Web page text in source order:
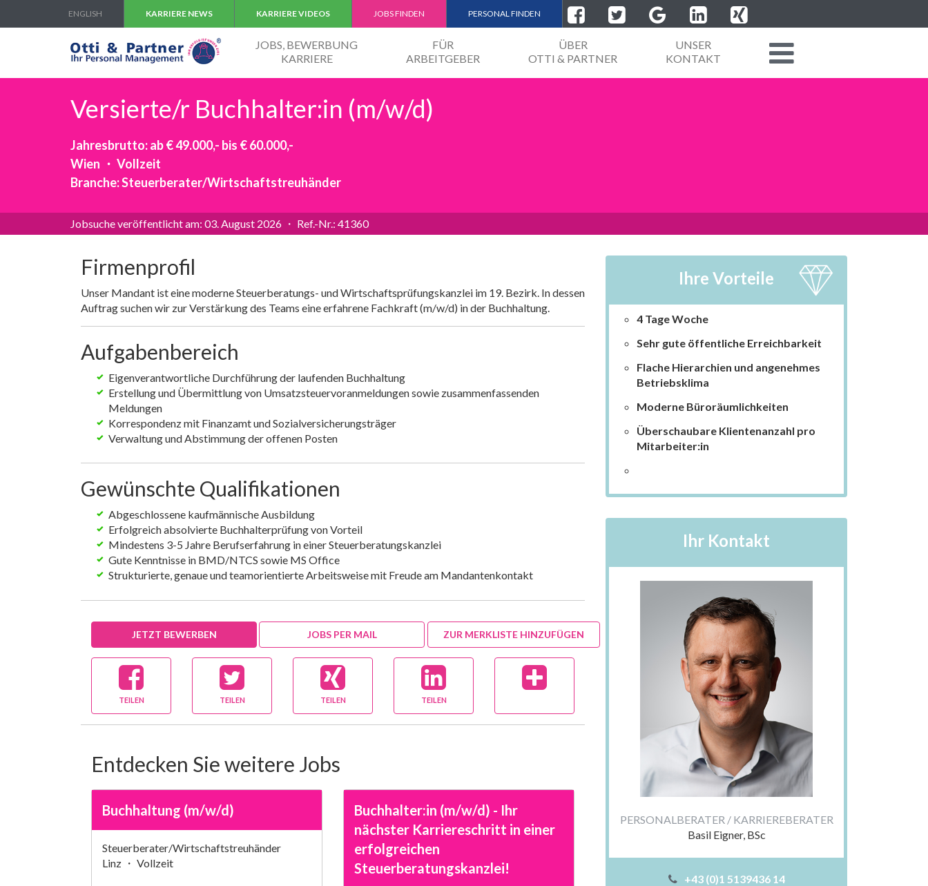
ENGLISH KARRIERE NEWS KARRIERE VIDEOS JOBS FINDEN PERSONAL FINDEN
JOBS, BEWERBUNG
KARRIERE
FÜR
ARBEITGEBER
ÜBER
OTTI & PARTNER
UNSER
KONTAKT
Versierte/r Buchhalter:in (m/w/d)
Jahresbrutto: ab € 49.000,- bis € 60.000,-
Wien ・ Vollzeit
Branche: Steuerberater/Wirtschaftstreuhänder
Jobsuche veröffentlicht am: 03. August 2026 ・ Ref.-Nr.: 41360
Firmenprofil
Unser Mandant ist eine moderne Steuerberatungs- und Wirtschaftsprüfungskanzlei im 19. Bezirk. In dessen
Auftrag suchen wir zur Verstärkung des Teams eine erfahrene Fachkraft (m/w/d) in der Buchhaltung.
Aufgabenbereich
Eigenverantwortliche Durchführung der laufenden Buchhaltung
Erstellung und Übermittlung von Umsatzsteuervoranmeldungen sowie zusammenfassenden
Meldungen
Korrespondenz mit Finanzamt und Sozialversicherungsträger
Verwaltung und Abstimmung der offenen Posten
Gewünschte Qualifikationen
Abgeschlossene kaufmännische Ausbildung
Erfolgreich absolvierte Buchhalterprüfung von Vorteil
Mindestens 3-5 Jahre Berufserfahrung in einer Steuerberatungskanzlei
Gute Kenntnisse in BMD/NTCS sowie MS Office
Strukturierte, genaue und teamorientierte Arbeitsweise mit Freude am Mandantenkontakt
JETZT BEWERBEN JOBS PER MAIL ZUR MERKLISTE HINZUFÜGEN
TEILEN TEILEN TEILEN TEILEN
Entdecken Sie weitere Jobs
Buchhaltung (m/w/d)
Steuerberater/Wirtschaftstreuhänder
Linz ・ Vollzeit
Buchhalter:in (m/w/d) - Ihr
nächster Karriereschritt in einer
erfolgreichen
Steuerberatungskanzlei!
Ihre Vorteile
4 Tage Woche
Sehr gute öffentliche Erreichbarkeit
Flache Hierarchien und angenehmes
Betriebsklima
Moderne Büroräumlichkeiten
Überschaubare Klientenanzahl pro
Mitarbeiter:in
Ihr Kontakt
PERSONALBERATER / KARRIEREBERATER
Basil Eigner, BSc
+43 (0)1 5139436 14